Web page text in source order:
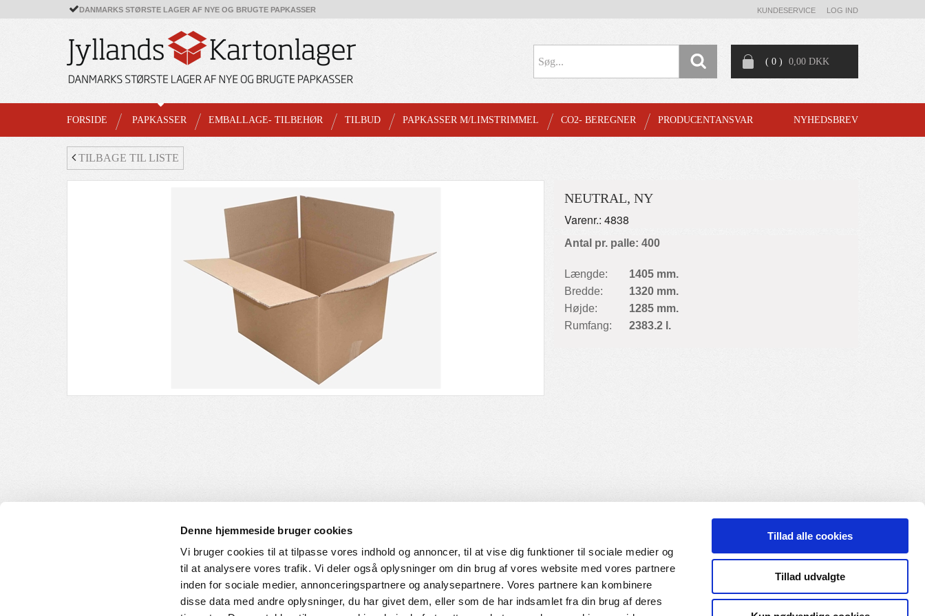
Denne hjemmeside bruger cookies
Vi bruger cookies til at tilpasse vores indhold og annoncer, til at vise dig funktioner til sociale medier og
til at analysere vores trafik. Vi deler også oplysninger om din brug af vores website med vores partnere
inden for sociale medier, annonceringspartnere og analysepartnere. Vores partnere kan kombinere
disse data med andre oplysninger, du har givet dem, eller som de har indsamlet fra din brug af deres
Tillad alle cookies
Tillad udvalgte
DANMARKS STØRSTE LAGER AF NYE OG BRUGTE PAPKASSER KUNDESERVICE LOG IND
( 0 ) 0,00 DKK
FORSIDE PAPKASSER EMBALLAGE- TILBEHØR TILBUD PAPKASSER M/LIMSTRIMMEL CO2- BEREGNER PRODUCENTANSVAR NYHEDSBREV
TILBAGE TIL LISTE
NEUTRAL, NY
Varenr.: 4838
Antal pr. palle: 400
Længde:
1405 mm.
Bredde:
1320 mm.
Højde:
1285 mm.
Rumfang:
2383.2 l.
KUNDESERVICE
Handelsbetingelser
HVORDAN HANDLER DU
Login til web-shop